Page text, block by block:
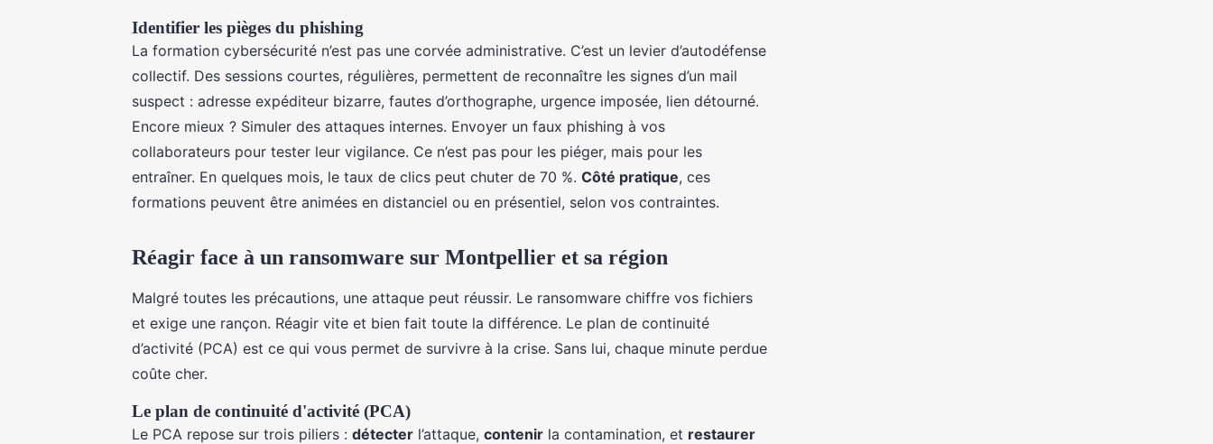
Identifier les pièges du phishing
La formation cybersécurité n’est pas une corvée administrative. C’est un levier d’autodéfense
collectif. Des sessions courtes, régulières, permettent de reconnaître les signes d’un mail
suspect : adresse expéditeur bizarre, fautes d’orthographe, urgence imposée, lien détourné.
Encore mieux ? Simuler des attaques internes. Envoyer un faux phishing à vos
collaborateurs pour tester leur vigilance. Ce n’est pas pour les piéger, mais pour les
entraîner. En quelques mois, le taux de clics peut chuter de 70 %. Côté pratique, ces
formations peuvent être animées en distanciel ou en présentiel, selon vos contraintes.
Réagir face à un ransomware sur Montpellier et sa région
Malgré toutes les précautions, une attaque peut réussir. Le ransomware chiffre vos fichiers
et exige une rançon. Réagir vite et bien fait toute la différence. Le plan de continuité
d’activité (PCA) est ce qui vous permet de survivre à la crise. Sans lui, chaque minute perdue
coûte cher.
Le plan de continuité d'activité (PCA)
Le PCA repose sur trois piliers : détecter l’attaque, contenir la contamination, et restaurer